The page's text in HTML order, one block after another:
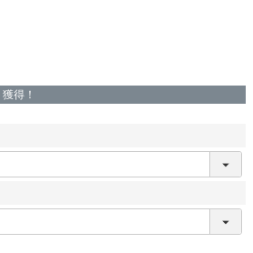
得！